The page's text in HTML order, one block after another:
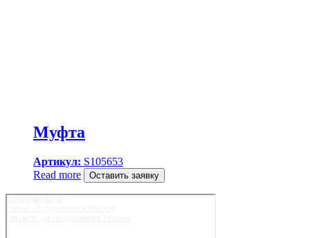
Муфта
Артикул: S105653
Read more
Оставить заявку